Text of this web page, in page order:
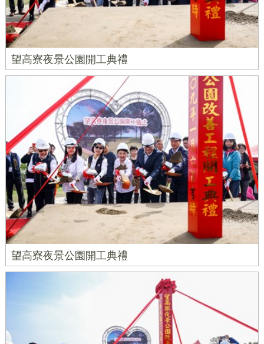
望高寮夜景公園開工典禮
望高寮夜景公園開工典禮